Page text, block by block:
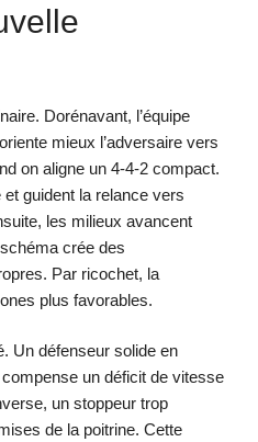
Dorénavant, l’équipe
mieux l’adversaire vers
on aligne un 4-4-2 compact.
et guident la relance vers
les milieux avancent
crée des
Par ricochet, la
plus favorables.
Un défenseur solide en
un déficit de vitesse
un stoppeur trop
de la poitrine. Cette